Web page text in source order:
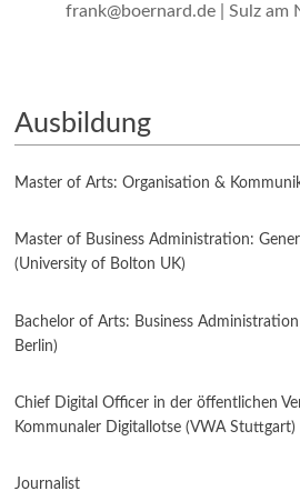
frank@boernard.de | Sulz am
Ausbildung
Master of Arts: Organisation &
Master of Business Administration:
(University of Bolton UK)
Bachelor of Arts: Business
Berlin)
Chief Digital Officer in der öffentlichen
Kommunaler Digitallotse (VWA Stuttgart)
Journalist